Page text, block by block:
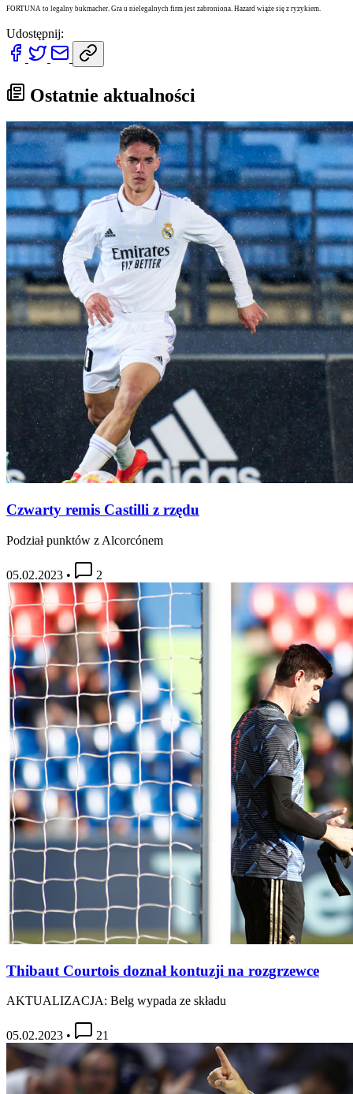
FORTUNA to legalny bukmacher. Gra u nielegalnych firm jest zabroniona. Hazard wiąże się z ryzykiem.
Udostępnij:
Ostatnie aktualności
Czwarty remis Castilli z rzędu
Podział punktów z Alcorcónem
05.02.2023 • 2
Thibaut Courtois doznał kontuzji na rozgrzewce
AKTUALIZACJA: Belg wypada ze składu
05.02.2023 • 21